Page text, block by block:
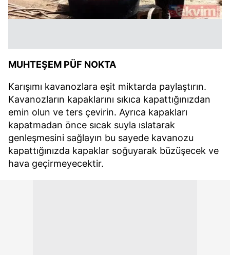
MUHTEŞEM PÜF NOKTA
Karışımı kavanozlara eşit miktarda paylaştırın.
Kavanozların kapaklarını sıkıca kapattığınızdan
emin olun ve ters çevirin. Ayrıca kapakları
kapatmadan önce sıcak suyla ıslatarak
genleşmesini sağlayın bu sayede kavanozu
kapattığınızda kapaklar soğuyarak büzüşecek ve
hava geçirmeyecektir.